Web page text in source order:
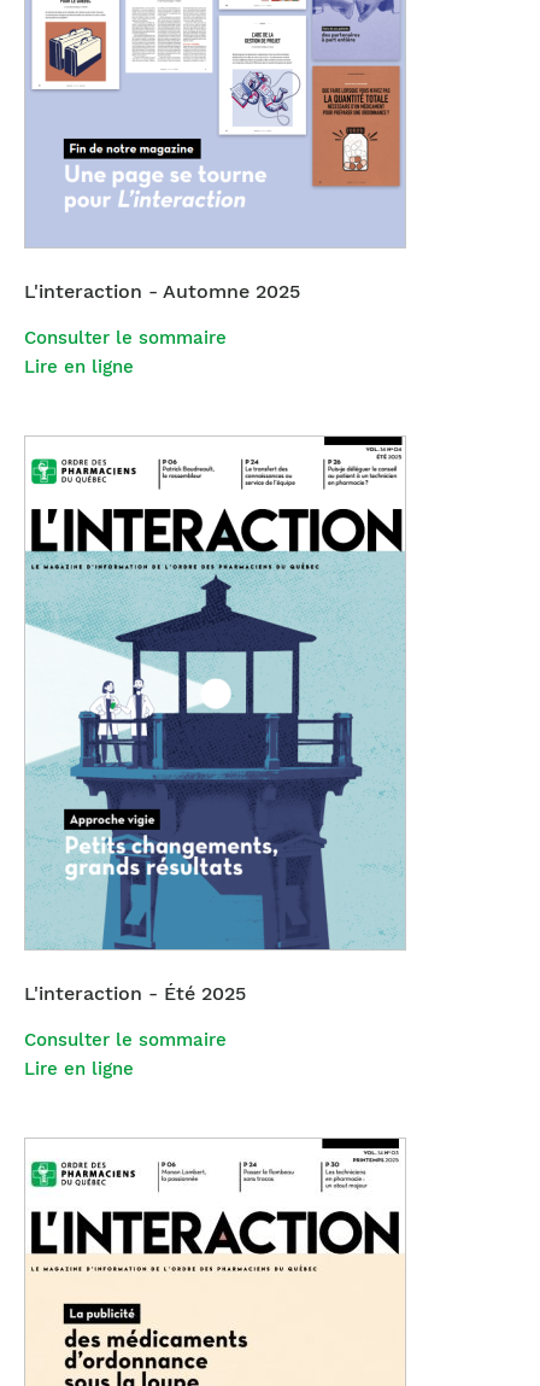
L'interaction - Automne 2025
Consulter le sommaire
Lire en ligne
L'interaction - Été 2025
Consulter le sommaire
Lire en ligne